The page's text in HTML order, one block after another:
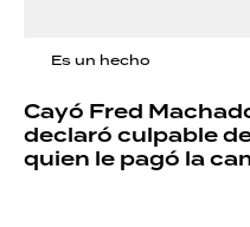
Es un hecho
Cayó Fred
declaró culpable
quien le pagó la